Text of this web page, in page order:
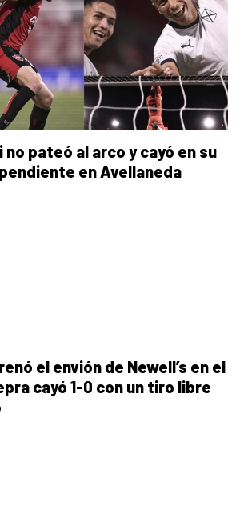
no pateó al arco y cayó en su
en Avellaneda
el envión de Newell’s en el
cayó 1-0 con un tiro libre